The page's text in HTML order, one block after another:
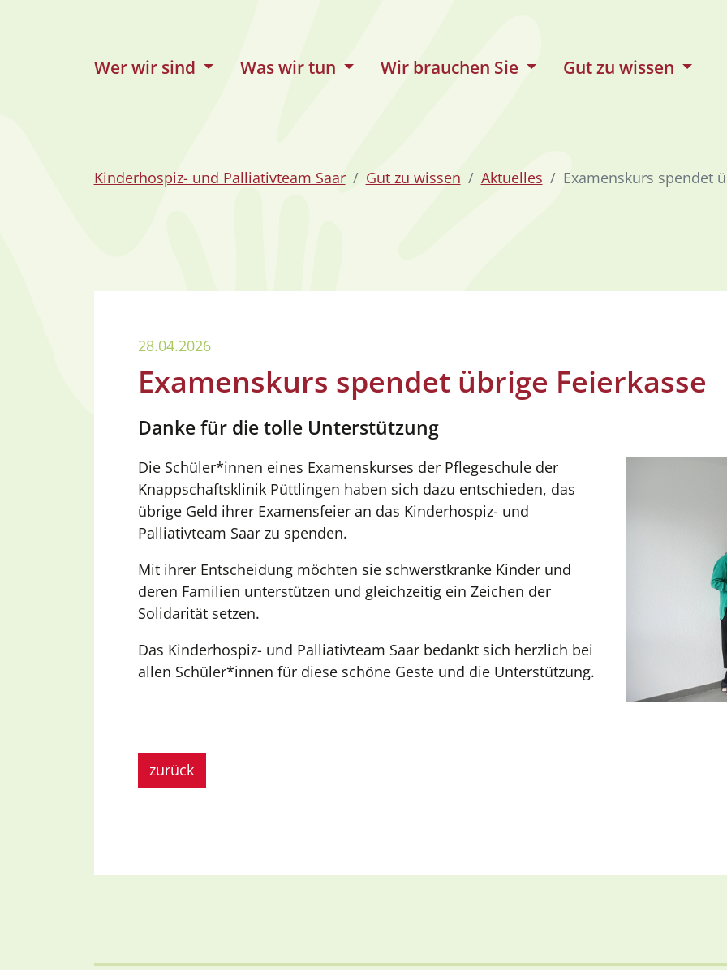
Wer wir sind Was wir tun Wir brauchen Sie Gut zu wissen
Kinderhospiz- und Palliativteam Saar Gut zu wissen Aktuelles Examenskurs spendet
28.04.2026
Examenskurs spendet übrige Feierkasse
Danke für die tolle Unterstützung
Die Schüler*innen eines Examenskurses der Pflegeschule der
Knappschaftsklinik Püttlingen haben sich dazu entschieden, das
übrige Geld ihrer Examensfeier an das Kinderhospiz- und
Palliativteam Saar zu spenden.
Mit ihrer Entscheidung möchten sie schwerstkranke Kinder und
deren Familien unterstützen und gleichzeitig ein Zeichen der
Solidarität setzen.
Das Kinderhospiz- und Palliativteam Saar bedankt sich herzlich bei
allen Schüler*innen für diese schöne Geste und die Unterstützung.
zurück